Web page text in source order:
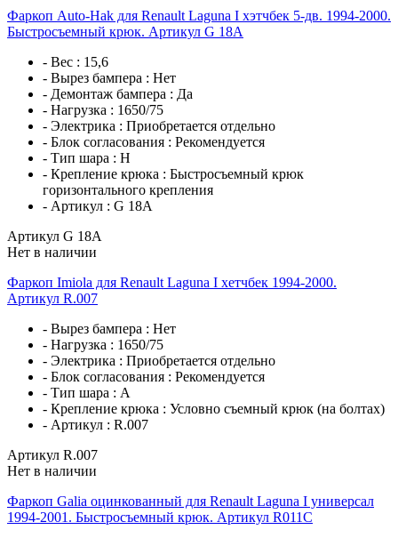
Фаркоп Auto-Hak для Renault Laguna I хэтчбек 5-дв. 1994-2000.
Быстросъемный крюк. Артикул G 18A
- Вес : 15,6
- Вырез бампера : Нет
- Демонтаж бампера : Да
- Нагрузка : 1650/75
- Электрика : Приобретается отдельно
- Блок согласования : Рекомендуется
- Тип шара : H
- Крепление крюка : Быстросъемный крюк
горизонтального крепления
- Артикул : G 18A
Артикул G 18A
Нет в наличии
Фаркоп Imiola для Renault Laguna I хетчбек 1994-2000.
Артикул R.007
- Вырез бампера : Нет
- Нагрузка : 1650/75
- Электрика : Приобретается отдельно
- Блок согласования : Рекомендуется
- Тип шара : A
- Крепление крюка : Условно съемный крюк (на болтах)
- Артикул : R.007
Артикул R.007
Нет в наличии
Фаркоп Galia оцинкованный для Renault Laguna I универсал
1994-2001. Быстросъемный крюк. Артикул R011C